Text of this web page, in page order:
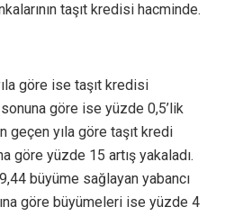
taşıt kredisi hacminde.
göre ise taşıt kredisi
göre ise yüzde 0,5’lik
geçen yıla göre taşıt kredi
göre yüzde 15 artış yakaladı.
büyüme sağlayan yabancı
göre büyümeleri ise yüzde 4